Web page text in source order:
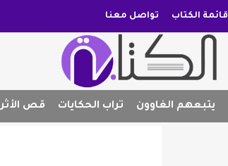
قائمة الكتاب تواصل معنا
يتبعهم الغاوون تراب الحكايات قص الأثر